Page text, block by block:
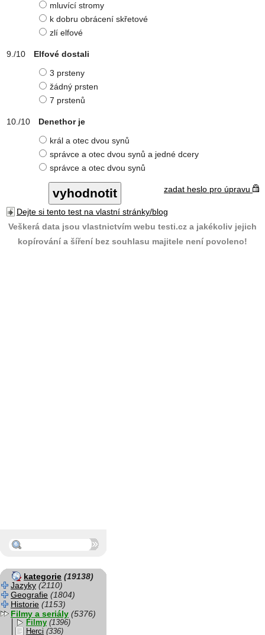
mluvící stromy
k dobru obrácení skřetové
zlí elfové
Elfové dostali
3 prsteny
žádný prsten
7 prstenů
Denethor je
král a otec dvou synů
správce a otec dvou synů a jedné dcery
správce a otec dvou synů
zadat heslo pro úpravu
Dejte si tento test na vlastní stránky/blog
Veškerá data jsou vlastnictvím webu testi.cz a jakékoliv jejich
kopírování a šíření bez souhlasu majitele není povoleno!
kategorie (19138)
Jazyky (2110)
Geografie (1804)
Historie (1153)
Filmy a seriály (5376)
Filmy (1396)
Herci (336)